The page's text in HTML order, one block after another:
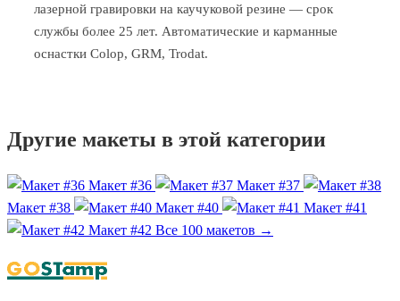
лазерной гравировки на каучуковой резине — срок
службы более 25 лет. Автоматические и карманные
оснастки Colop, GRM, Trodat.
Другие макеты в этой категории
Макет #36
Макет #37
Макет #38
Макет #40
Макет #41
Макет #42 Все 100 макетов →